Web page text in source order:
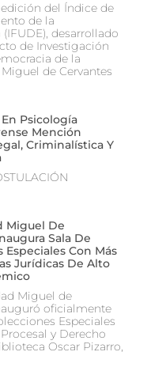
del Índice de
de la
desarrollado
de Investigación
de la
de Cervantes
Psicología
Mención
Criminalística Y
Miguel De
Sala De
Especiales Con Más
Jurídicas De Alto
Miguel de
oficialmente
Especiales
y Derecho
Oscar Pizarro,